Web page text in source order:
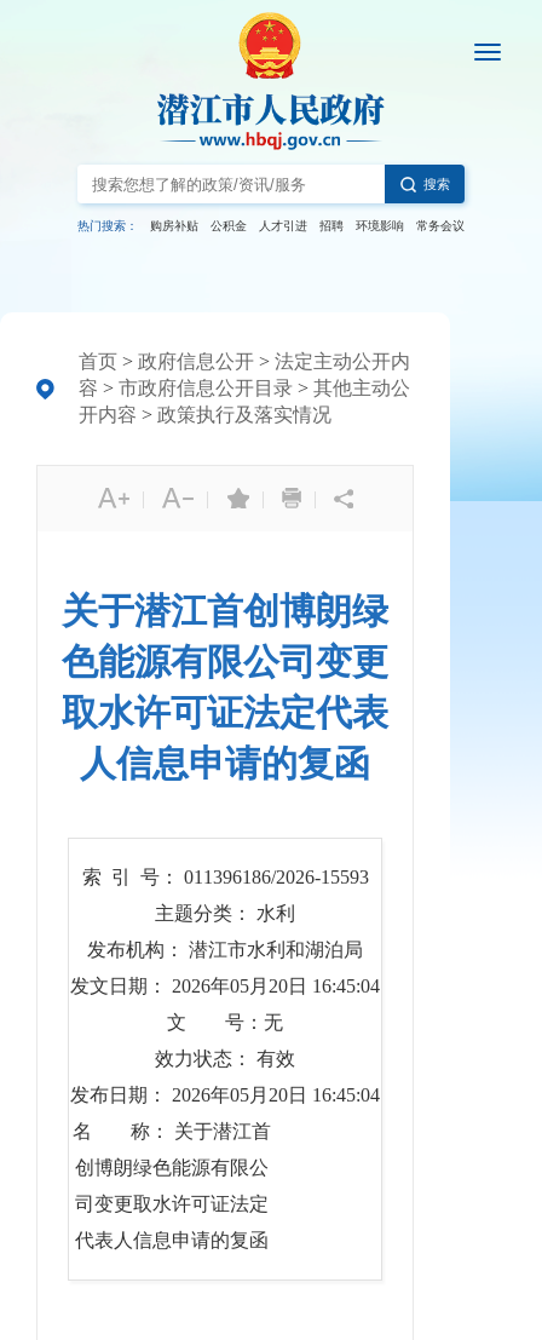
搜索
热门搜索： 购房补贴 公积金 人才引进 招聘 环境影响 常务会议
首页 > 政府信息公开 > 法定主动公开内
容 > 市政府信息公开目录 > 其他主动公
开内容 > 政策执行及落实情况
| | | |
关于潜江首创博朗绿
色能源有限公司变更
取水许可证法定代表
人信息申请的复函
索 引 号： 011396186/2026-15593
主题分类： 水利
发布机构： 潜江市水利和湖泊局
发文日期： 2026年05月20日 16:45:04
文 号：无
效力状态： 有效
发布日期： 2026年05月20日 16:45:04
名 称： 关于潜江首
创博朗绿色能源有限公
司变更取水许可证法定
代表人信息申请的复函